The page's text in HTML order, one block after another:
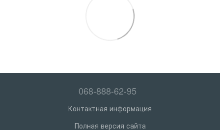
068-888-62-95
Контактная информация
Полная версия сайта